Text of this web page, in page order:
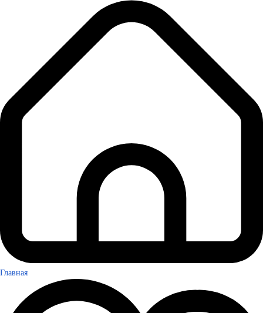
Главная